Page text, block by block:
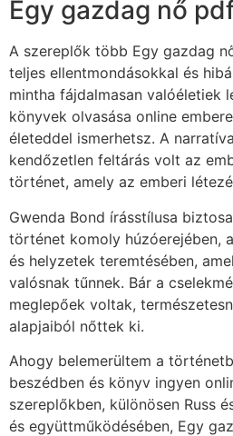
Egy gazdag nő
A szereplők több Egy gazdag
teljes ellentmondásokkal és
mintha fájdalmasan valóéletiek
könyvek olvasása online
életeddel ismerhetsz. A
kendőzetlen feltárás volt az
történet, amely az emberi
Gwenda Bond írásstílusa
történet komoly húzóerejében,
és helyzetek teremtésében,
valósnak tűnnek. Bár a
meglepőek voltak,
alapjaiból nőttek ki.
Ahogy belemerültem a
beszédben és könyv ingyen
szereplőkben, különösen Russ
és együttműködésében, Egy